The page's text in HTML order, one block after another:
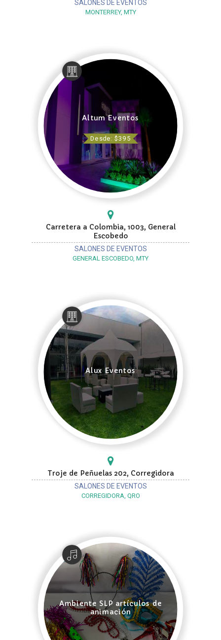
SALONES DE EVENTOS
MONTERREY, MTY
Altum Eventos
Desde: $395
Carretera a Colombia, 1003, General
Escobedo
SALONES DE EVENTOS
GENERAL ESCOBEDO, MTY
Alux Eventos
Troje de Peñuelas 202, Corregidora
SALONES DE EVENTOS
CORREGIDORA, QRO
Ambiente SLP artículos de
animación